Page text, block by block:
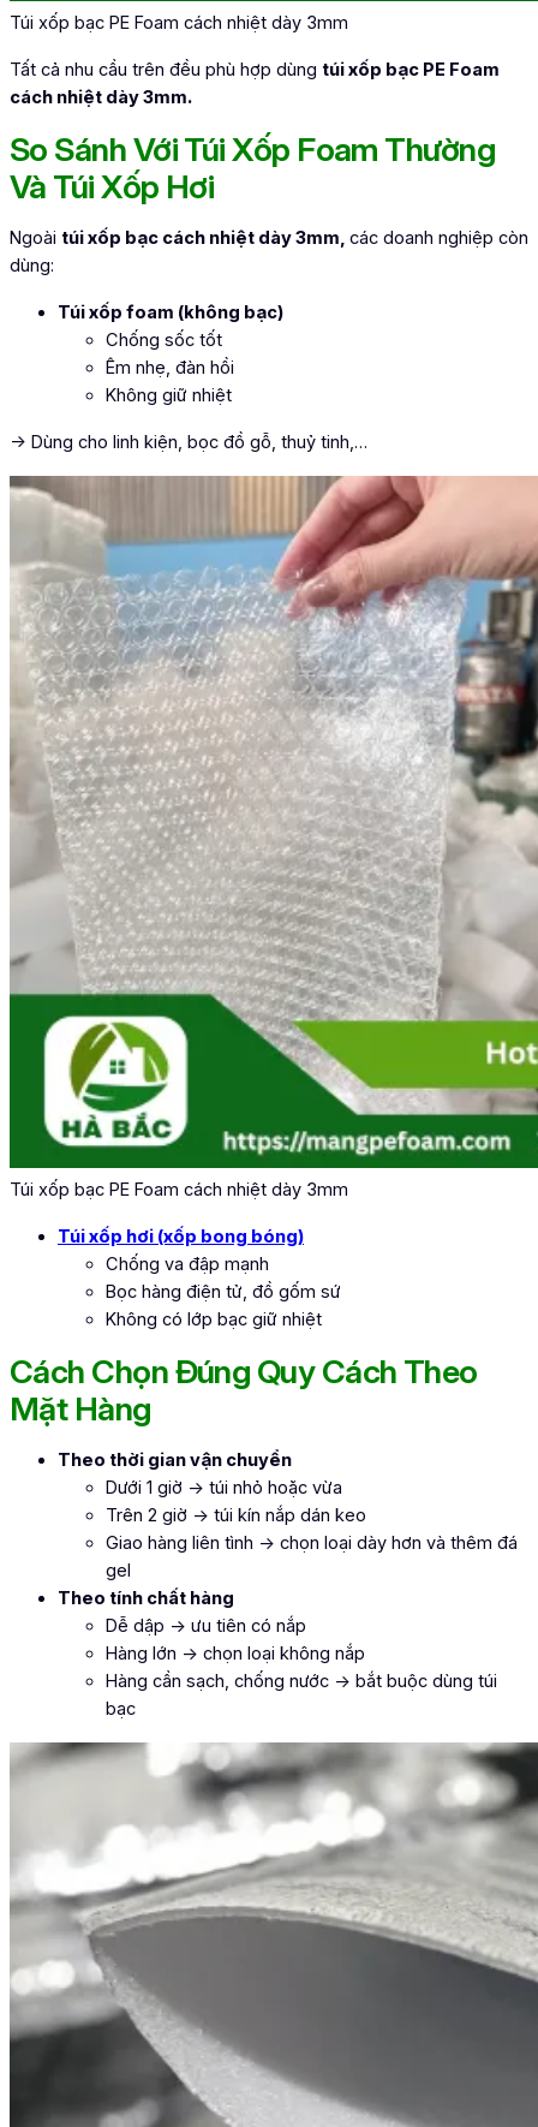
Túi xốp bạc PE Foam cách nhiệt dày 3mm
Tất cả nhu cầu trên đều phù hợp dùng túi xốp bạc PE Foam
cách nhiệt dày 3mm.
So Sánh Với Túi Xốp Foam Thường
Và Túi Xốp Hơi
Ngoài túi xốp bạc cách nhiệt dày 3mm, các doanh nghiệp còn
dùng:
Túi xốp foam (không bạc)
Chống sốc tốt
Êm nhẹ, đàn hồi
Không giữ nhiệt
→ Dùng cho linh kiện, bọc đồ gỗ, thuỷ tinh,…
Túi xốp bạc PE Foam cách nhiệt dày 3mm
Túi xốp hơi (xốp bong bóng)
Chống va đập mạnh
Bọc hàng điện tử, đồ gốm sứ
Không có lớp bạc giữ nhiệt
Cách Chọn Đúng Quy Cách Theo
Mặt Hàng
Theo thời gian vận chuyển
Dưới 1 giờ → túi nhỏ hoặc vừa
Trên 2 giờ → túi kín nắp dán keo
Giao hàng liên tình → chọn loại dày hơn và thêm đá
gel
Theo tính chất hàng
Dễ dập → ưu tiên có nắp
Hàng lớn → chọn loại không nắp
Hàng cần sạch, chống nước → bắt buộc dùng túi
bạc